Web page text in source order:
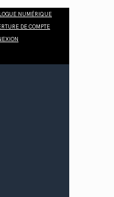
NUMÉRIQUE
DE COMPTE